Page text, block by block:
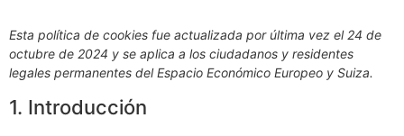
Esta política de cookies fue actualizada por última vez el 24 de
octubre de 2024 y se aplica a los ciudadanos y residentes
legales permanentes del Espacio Económico Europeo y Suiza.
1. Introducción